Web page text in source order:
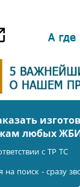
любых ЖБИ
с ТР ТС
на поиск - сразу